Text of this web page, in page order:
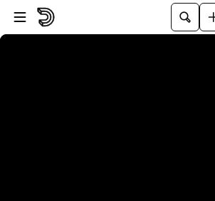
Vai al lettore
Passa al contenuto principale